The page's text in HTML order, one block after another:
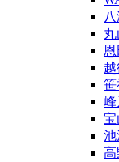
笹
峰
宝
池
高